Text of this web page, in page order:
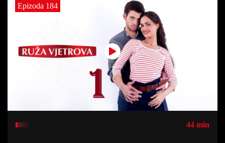
Epizoda 184
44 min